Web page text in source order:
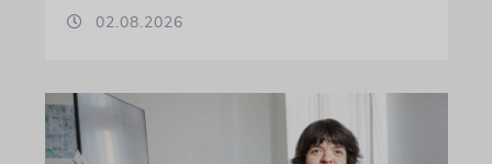
02.08.2026